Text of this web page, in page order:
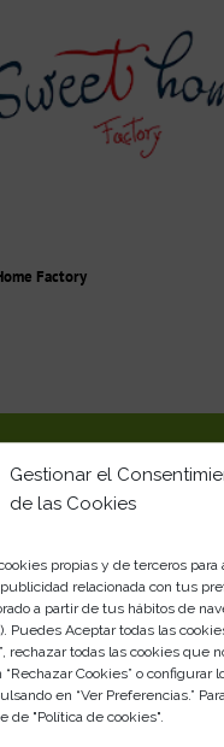
Gestionar el
de las Cookies
propias y de terceros
relacionada con tus
a partir de tus hábitos de
Puedes Aceptar todas las
rechazar todas las cookies que
Cookies” o configurar
en “Ver Preferencias.”
de "Política de cookies".
Factory
ROSALEDA
lo último en el
de siempre…
por